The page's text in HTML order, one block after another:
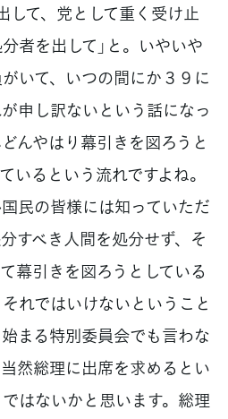
して、党として重く受け止
者を出して」と。いやいや
いて、いつの間にか３９に
申し訳ないという話になっ
んやはり幕引きを図ろうと
いるという流れですよね。
民の皆様には知っていただ
すべき人間を処分せず、そ
幕引きを図ろうとしている
れではいけないということ
まる特別委員会でも言わな
然総理に出席を求めるとい
はないかと思います。総理